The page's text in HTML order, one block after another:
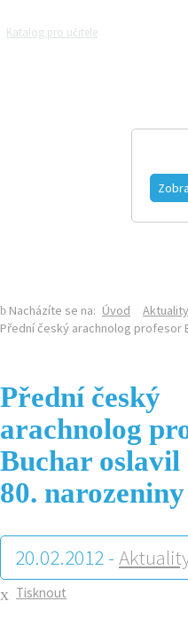
Katalog pro učitele
Nacházíte se na: Úvod
Aktuality
Přední český arachnolog profesor
Přední český
arachnolog
Buchar oslavil
80. narozeniny
20.02.2012 -
Tisknout